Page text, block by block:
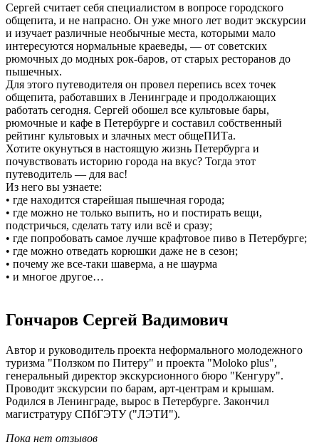
Сергей считает себя специалистом в вопросе городского
общепита, и не напрасно. Он уже много лет водит экскурсии
и изучает различные необычные места, которыми мало
интересуются нормальные краеведы, — от советских
рюмочных до модных рок-баров, от старых ресторанов до
пышечных.
Для этого путеводителя он провел перепись всех точек
общепита, работавших в Ленинграде и продолжающих
работать сегодня. Сергей обошел все культовые бары,
рюмочные и кафе в Петербурге и составил собственный
рейтинг культовых и злачных мест общеПИТа.
Хотите окунуться в настоящую жизнь Петербурга и
почувствовать историю города на вкус? Тогда этот
путеводитель — для вас!
Из него вы узнаете:
• где находится старейшая пышечная города;
• где можно не только выпить, но и постирать вещи,
подстричься, сделать тату или всё и сразу;
• где попробовать самое лучше крафтовое пиво в Петербурге;
• где можно отведать корюшки даже не в сезон;
• почему же все-таки шаверма, а не шаурма
• и многое другое…
Гончаров Сергей Вадимович
Автор и руководитель проекта неформального молодежного
туризма "Ползком по Питеру" и проекта "Moloko plus",
генеральный директор экскурсионного бюро "Кенгуру".
Проводит экскурсии по барам, арт-центрам и крышам.
Родился в Ленинграде, вырос в Петербурге. Закончил
магистратуру СПбГЭТУ ("ЛЭТИ").
Пока нет отзывов